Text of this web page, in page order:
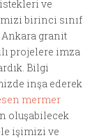
ve
birinci sınıf
granit
projelere imza
Bilgi
inşa ederek
mermer
oluşabilecek
işimizi ve